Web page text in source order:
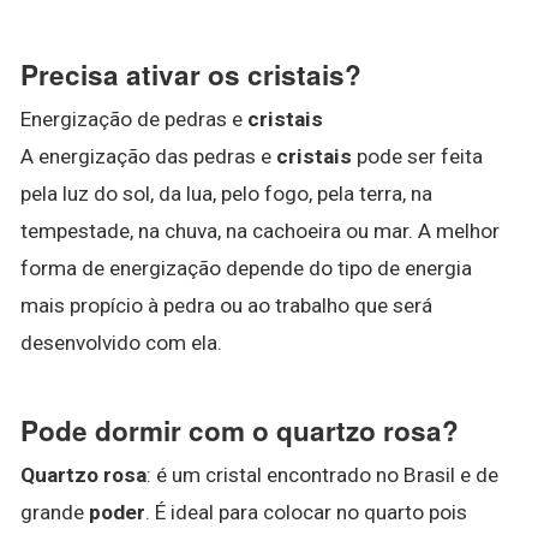
Precisa ativar os cristais?
Energização de pedras e cristais
A energização das pedras e cristais pode ser feita
pela luz do sol, da lua, pelo fogo, pela terra, na
tempestade, na chuva, na cachoeira ou mar. A melhor
forma de energização depende do tipo de energia
mais propício à pedra ou ao trabalho que será
desenvolvido com ela.
Pode dormir com o quartzo rosa?
Quartzo rosa: é um cristal encontrado no Brasil e de
grande poder. É ideal para colocar no quarto pois